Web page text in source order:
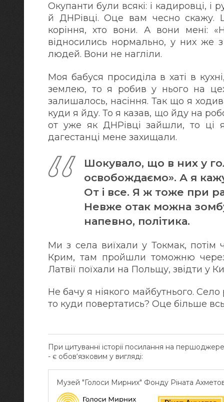
Окупанти були всякі: і кадировці, і
й ДНРівці. Оце вам чесно
коріння, хто вони. А вони мені:
відносились нормально, у них же
людей. Вони не нагліли.
Моя бабуся просиділа в хаті в
землею, то я робив у нього на
залишалось, насіння. Так що я
куди я йду. То я казав, що йду на
от уже як ДНРівці зайшли, то ці
дагестанці мене захищали.
Шокувало, що в них у
освобождаємо». А я
От і все. Я ж тоже при
Невже отак можна
напевно, політика.
Ми з села виїхали у Токмак, потім
Крим, там пройшли томожню
Латвії поїхали на Польщу, звідти у
Не бачу я ніякого майбутнього. Село
то куди повертатись? Оце більше
При цитуванні історії посилання на
- є обов‘язковим у вигляді:
Музей "Голоси Мирних" Фонду Ріната